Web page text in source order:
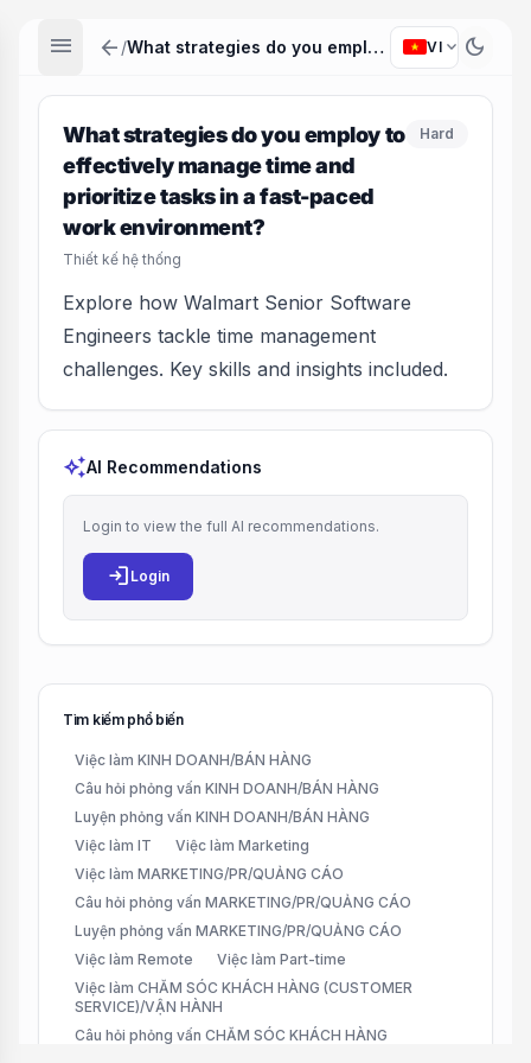
menu arrow_back / What strategies do you employ to effectively manage time and prioritize tasks in a fast-paced work environment? VI expand_more dark_mode
What strategies do you employ to
effectively manage time and
prioritize tasks in a fast-paced
work environment?
Thiết kế hệ thống
Hard
Explore how Walmart Senior Software
Engineers tackle time management
challenges. Key skills and insights included.
auto_awesomeAI Recommendations
Login to view the full AI recommendations.
login Login
Tìm kiếm phổ biến
Việc làm KINH DOANH/BÁN HÀNG
Câu hỏi phỏng vấn KINH DOANH/BÁN HÀNG
Luyện phỏng vấn KINH DOANH/BÁN HÀNG
Việc làm IT
Việc làm Marketing
Việc làm MARKETING/PR/QUẢNG CÁO
Câu hỏi phỏng vấn MARKETING/PR/QUẢNG CÁO
Luyện phỏng vấn MARKETING/PR/QUẢNG CÁO
Việc làm Remote
Việc làm Part-time
Việc làm CHĂM SÓC KHÁCH HÀNG (CUSTOMER
SERVICE)/VẬN HÀNH
Câu hỏi phỏng vấn CHĂM SÓC KHÁCH HÀNG